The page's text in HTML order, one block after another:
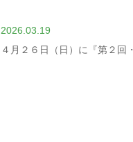
2026.03.19
４月２６日（日）に『第２回